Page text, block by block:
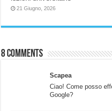
21 Giugno, 2026
8 comments
Scapea
Ciao! Come posso
Google?